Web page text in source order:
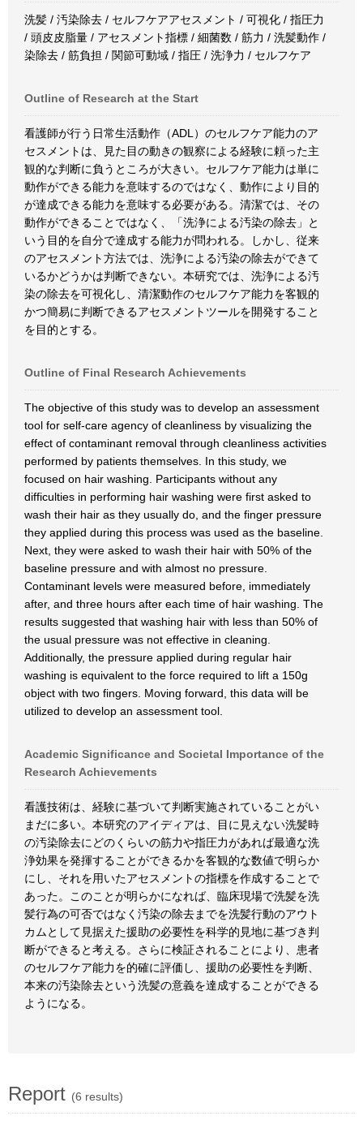
洗髪 / 汚染除去 / セルフケアアセスメント / 可視化 / 指圧力
/ 頭皮皮脂量 / アセスメント指標 / 細菌数 / 筋力 / 洗髪動作 /
染除去 / 筋負担 / 関節可動域 / 指圧 / 洗浄力 / セルフケア
Outline of Research at the Start
看護師が行う日常生活動作（ADL）のセルフケア能力のア
セスメントは、見た目の動きの観察による経験に頼った主
観的な判断に負うところが大きい。セルフケア能力は単に
動作ができる能力を意味するのではなく、動作により目的
が達成できる能力を意味する必要がある。清潔では、その
動作ができることではなく、「洗浄による汚染の除去」と
いう目的を自分で達成する能力が問われる。しかし、従来
のアセスメント方法では、洗浄による汚染の除去ができて
いるかどうかは判断できない。本研究では、洗浄による汚
染の除去を可視化し、清潔動作のセルフケア能力を客観的
かつ簡易に判断できるアセスメントツールを開発すること
を目的とする。
Outline of Final Research Achievements
The objective of this study was to develop an assessment
tool for self-care agency of cleanliness by visualizing the
effect of contaminant removal through cleanliness activities
performed by patients themselves. In this study, we
focused on hair washing. Participants without any
difficulties in performing hair washing were first asked to
wash their hair as they usually do, and the finger pressure
they applied during this process was used as the baseline.
Next, they were asked to wash their hair with 50% of the
baseline pressure and with almost no pressure.
Contaminant levels were measured before, immediately
after, and three hours after each time of hair washing. The
results suggested that washing hair with less than 50% of
the usual pressure was not effective in cleaning.
Additionally, the pressure applied during regular hair
washing is equivalent to the force required to lift a 150g
object with two fingers. Moving forward, this data will be
utilized to develop an assessment tool.
Academic Significance and Societal Importance of the
Research Achievements
看護技術は、経験に基づいて判断実施されていることがい
まだに多い。本研究のアイディアは、目に見えない洗髪時
の汚染除去にどのくらいの筋力や指圧力があれば最適な洗
浄効果を発揮することができるかを客観的な数値で明らか
にし、それを用いたアセスメントの指標を作成することで
あった。このことが明らかになれば、臨床現場で洗髪を洗
髪行為の可否ではなく汚染の除去までを洗髪行動のアウト
カムとして見据えた援助の必要性を科学的見地に基づき判
断ができると考える。さらに検証されることにより、患者
のセルフケア能力を的確に評価し、援助の必要性を判断、
本来の汚染除去という洗髪の意義を達成することができる
ようになる。
Report (6 results)